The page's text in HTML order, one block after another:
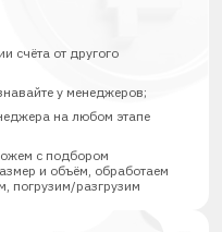
счёта от другого
у менеджеров;
на любом этапе
с подбором
и объём, обработаем
погрузим/разгрузим